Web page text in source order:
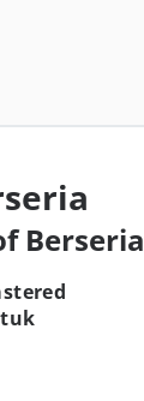
Berseria